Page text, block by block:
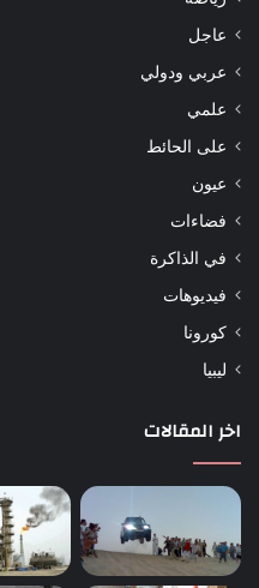
عاجل
عربي ودولي
علمي
على الحائط
عيون
فضاءات
في الذاكرة
فيديوهات
كورونا
ليبيا
اخر المقالات